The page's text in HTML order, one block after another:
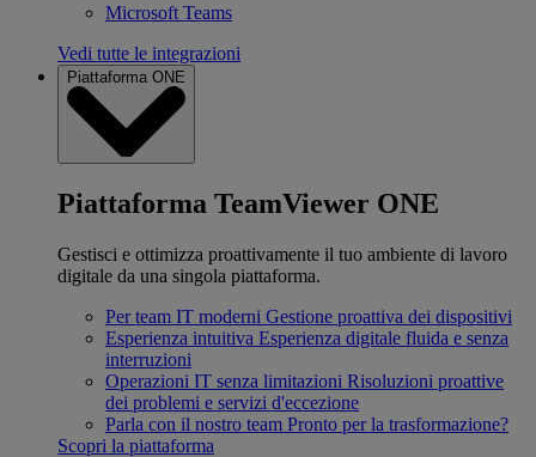
Microsoft Teams
Vedi tutte le integrazioni
Piattaforma ONE
Piattaforma TeamViewer ONE
Gestisci e ottimizza proattivamente il tuo ambiente di lavoro
digitale da una singola piattaforma.
Per team IT moderni Gestione proattiva dei dispositivi
Esperienza intuitiva Esperienza digitale fluida e senza
interruzioni
Operazioni IT senza limitazioni Risoluzioni proattive
dei problemi e servizi d'eccezione
Parla con il nostro team Pronto per la trasformazione?
Scopri la piattaforma